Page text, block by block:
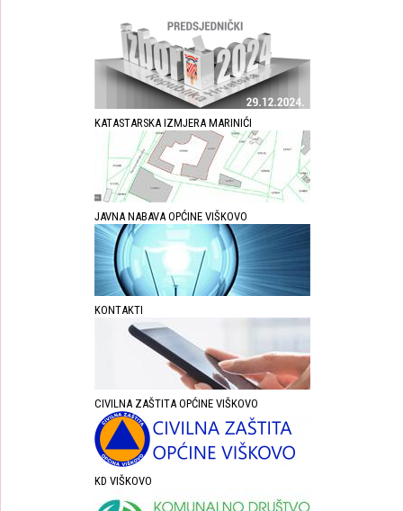
KATASTARSKA IZMJERA MARINIĆI
JAVNA NABAVA OPĆINE VIŠKOVO
KONTAKTI
CIVILNA ZAŠTITA OPĆINE VIŠKOVO
KD VIŠKOVO